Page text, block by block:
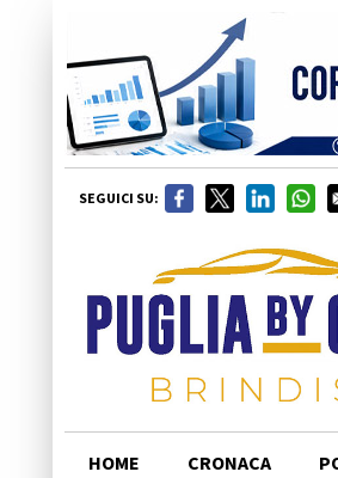
SEGUICI SU:
HOME CRONACA